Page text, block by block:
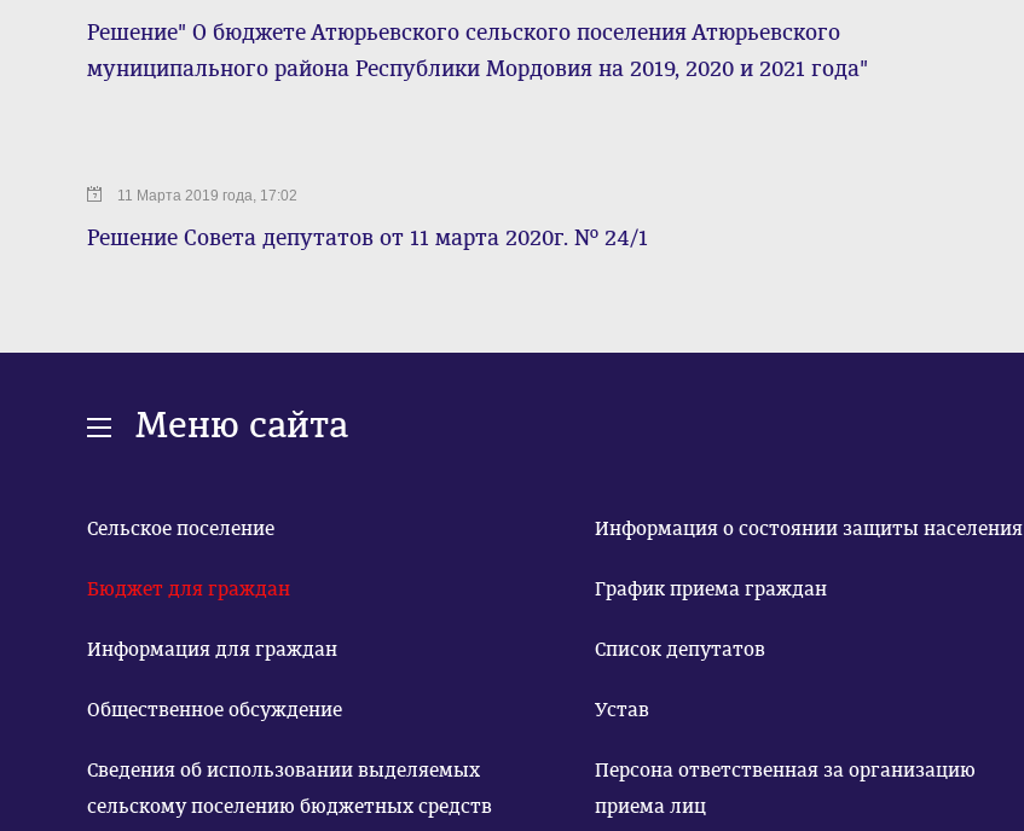
Решение" О бюджете Атюрьевского сельского поселения Атюрьевского
муниципального района Республики Мордовия на 2019, 2020 и 2021 года"
11 Марта 2019 года, 17:02
Решение Совета депутатов от 11 марта 2020г. № 24/1
Меню сайта
Сельское поселение
Бюджет для граждан
Информация для граждан
Общественное обсуждение
Сведения об использовании выделяемых
сельскому поселению бюджетных средств
Информация о состоянии защиты населения
График приема граждан
Список депутатов
Устав
Персона ответственная за организацию
приема лиц